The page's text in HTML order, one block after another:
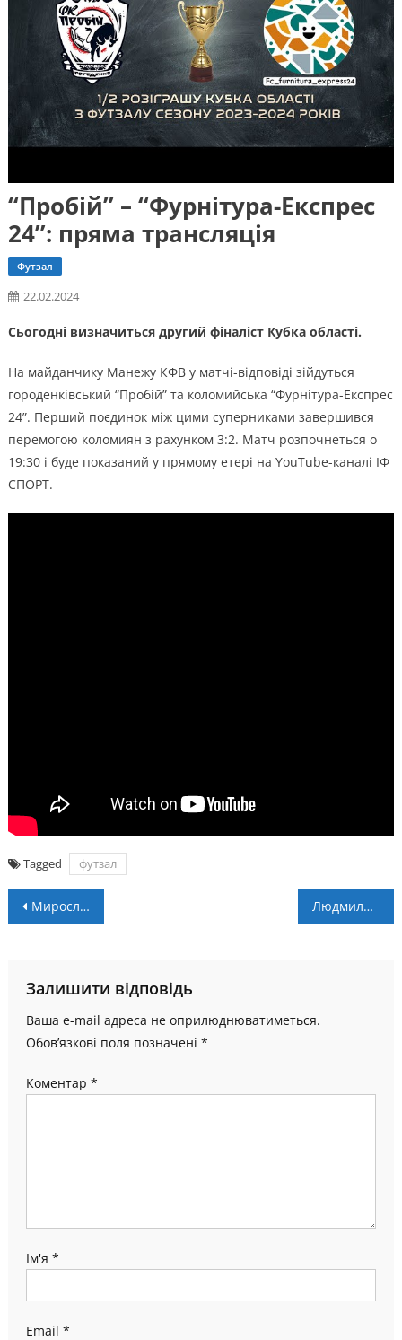
“Пробій” – “Фурнітура-Експрес
24”: пряма трансляція
Футзал
22.02.2024
Сьогодні визначиться другий фіналіст Кубка області.
На майданчику Манежу КФВ у матчі-відповіді зійдуться
городенківський “Пробій” та коломийська “Фурнітура-Експрес
24”. Перший поєдинок між цими суперниками завершився
перемогою коломиян з рахунком 3:2. Матч розпочнеться о
19:30 і буде показаний у прямому етері на YouTube-каналі ІФ
СПОРТ.
Tagged футзал
Навігація
Мирослав СТУПАР: “Введення поліграфа – це потрібний крок” Людмила Лузан спробувала себе у футбольних пенальті
Залишити відповідь
Ваша e-mail адреса не оприлюднюватиметься.
Обов’язкові поля позначені *
Коментар *
Ім'я *
Email *